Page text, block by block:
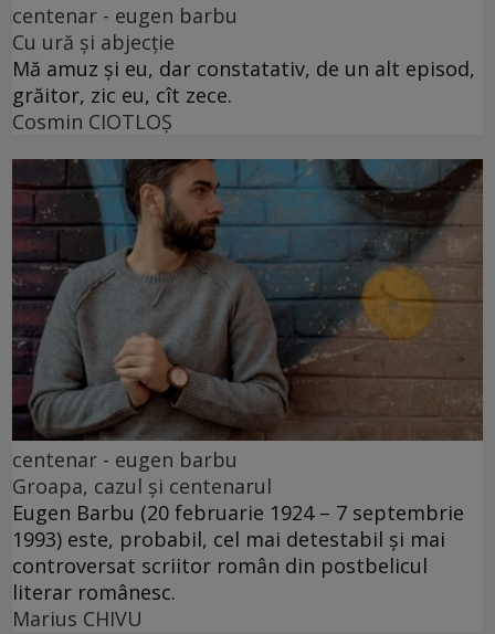
centenar - eugen barbu
Cu ură și abjecție
Mă amuz și eu, dar constatativ, de un alt episod,
grăitor, zic eu, cît zece.
Cosmin CIOTLOŞ
centenar - eugen barbu
Groapa, cazul și centenarul
Eugen Barbu (20 februarie 1924 – 7 septembrie
1993) este, probabil, cel mai detestabil și mai
controversat scriitor român din postbelicul
literar românesc.
Marius CHIVU